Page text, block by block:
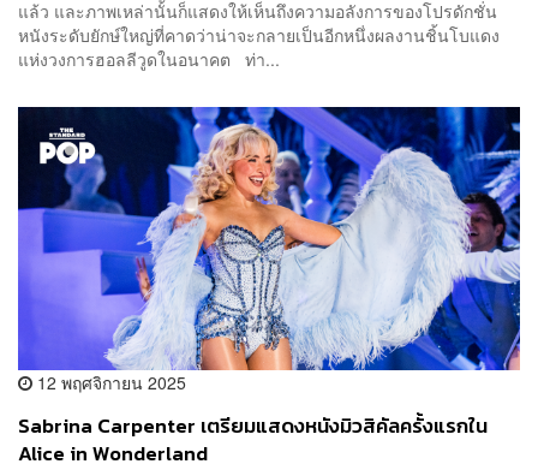
แล้ว และภาพเหล่านั้นก็แสดงให้เห็นถึงความอลังการของโปรดักชั่น
หนังระดับยักษ์ใหญ่ที่คาดว่าน่าจะกลายเป็นอีกหนึ่งผลงานชิ้นโบแดง
แห่งวงการฮอลลีวูดในอนาคต ท่า...
12 พฤศจิกายน 2025
Sabrina Carpenter เตรียมแสดงหนังมิวสิคัลครั้งแรกใน
Alice in Wonderland